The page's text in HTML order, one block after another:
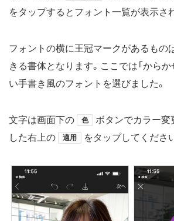
をタップするとフォント一覧が表示さ
フォントの横に王冠マークがあるもの
きる書体となります。ここでは「から
い手書き風のフォントを選びました。
文字は画面下の 色
ボタンでカラー変
した右上の
適用 をタップしてください